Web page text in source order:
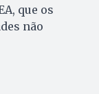
que os
não